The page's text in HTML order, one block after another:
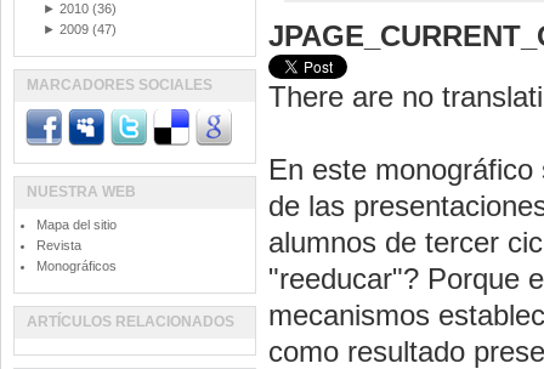
There are no
En este
de las
alumnos de tercer
"reeducar"? Porque
mecanismos
como resultado
► 2010 (36)
► 2009 (47)
MARCADORES SOCIALES
NUESTRA WEB
Mapa del sitio
Revista
Monográficos
ARTÍCULOS RELACIONADOS